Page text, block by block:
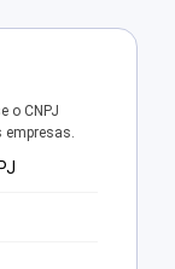
o CNPJ
empresas.